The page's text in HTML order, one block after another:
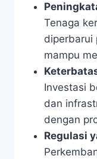
Tenaga
diperbarui
mampu
Investasi
dan
dengan
Regulasi